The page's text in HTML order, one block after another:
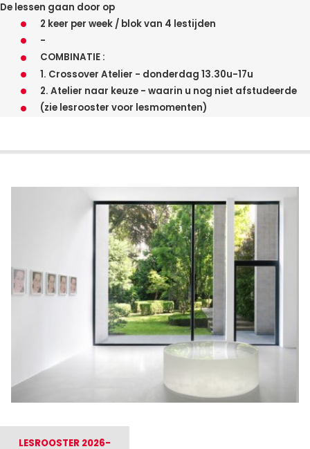
De lessen gaan door op
2 keer per week / blok van 4 lestijden
-
COMBINATIE :
1. Crossover Atelier - donderdag 13.30u-17u
2. Atelier naar keuze - waarin u nog niet afstudeerde
(zie lesrooster voor lesmomenten)
LESROOSTER 2026-